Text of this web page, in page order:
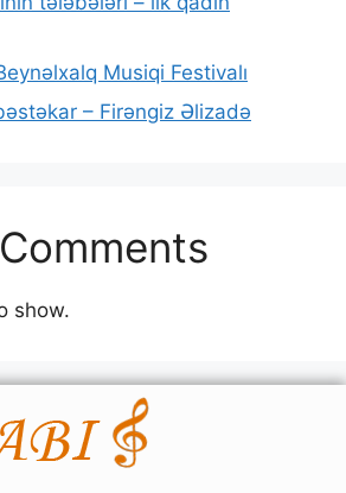
Musiqi Festivalı
– Firəngiz Əlizadə
show.